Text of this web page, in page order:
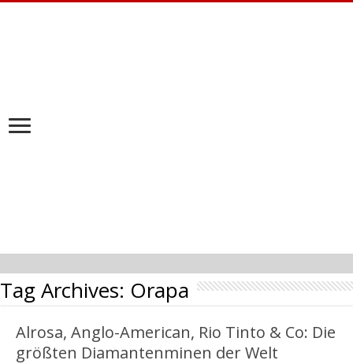
Tag Archives: Orapa
Alrosa, Anglo-American, Rio Tinto & Co: Die
größten Diamantenminen der Welt